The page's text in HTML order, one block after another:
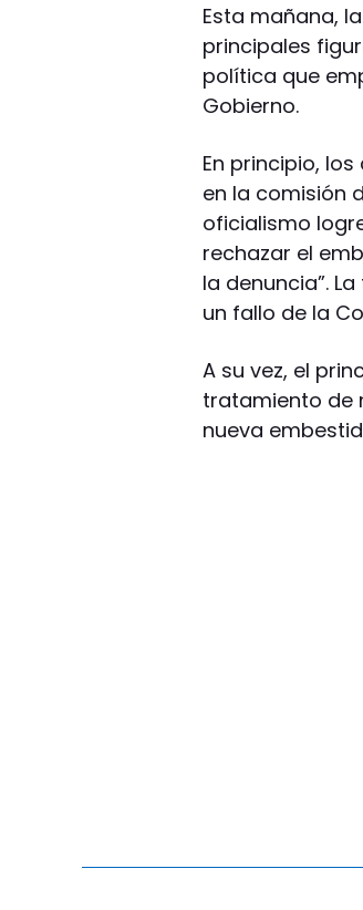
Esta mañana,
principales
política que
Gobierno.
En principio,
en la comisión
oficialismo
rechazar el
la denuncia”.
un fallo de la
A su vez, el
tratamiento de
nueva